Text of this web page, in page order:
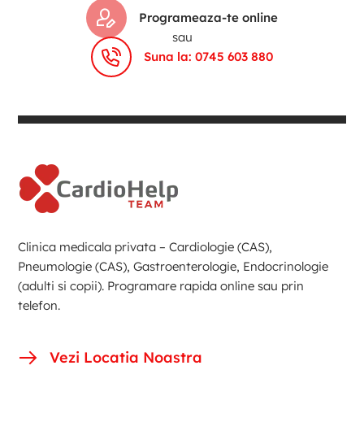
Programeaza-te online
sau
Suna la: 0745 603 880
Clinica medicala privata – Cardiologie (CAS),
Pneumologie (CAS), Gastroenterologie, Endocrinologie
(adulti si copii). Programare rapida online sau prin
telefon.
Vezi Locatia Noastra